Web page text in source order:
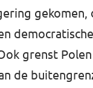
gekomen,
grenst
de